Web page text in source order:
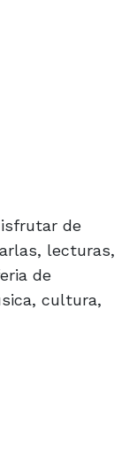
de
lecturas,
de
cultura,